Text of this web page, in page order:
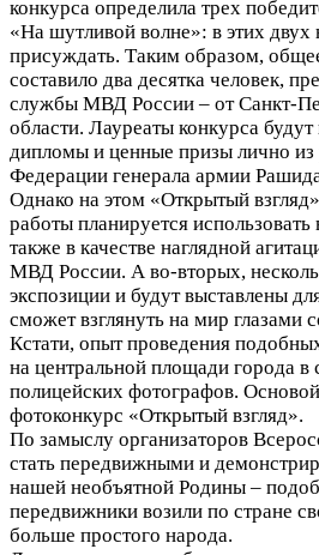
конкурса определила трех
«На шутливой волне»: в этих
присуждать. Таким образом,
составило два десятка человек,
службы МВД России – от Санкт-
области. Лауреаты конкурса
дипломы и ценные призы лично
Федерации генерала армии
Однако на этом «Открытый
работы планируется
также в качестве наглядной
МВД России. А во-вторых,
экспозиции и будут выставлены
сможет взглянуть на мир глазами
Кстати, опыт проведения
на центральной площади города в
полицейских фотографов.
фотоконкурс «Открытый взгляд».
По замыслу организаторов
стать передвижными и
нашей необъятной Родины –
передвижники возили по стране
больше простого народа.